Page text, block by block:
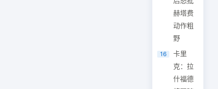
赫塔费
动作粗
野
16
卡里
克：拉
什福德